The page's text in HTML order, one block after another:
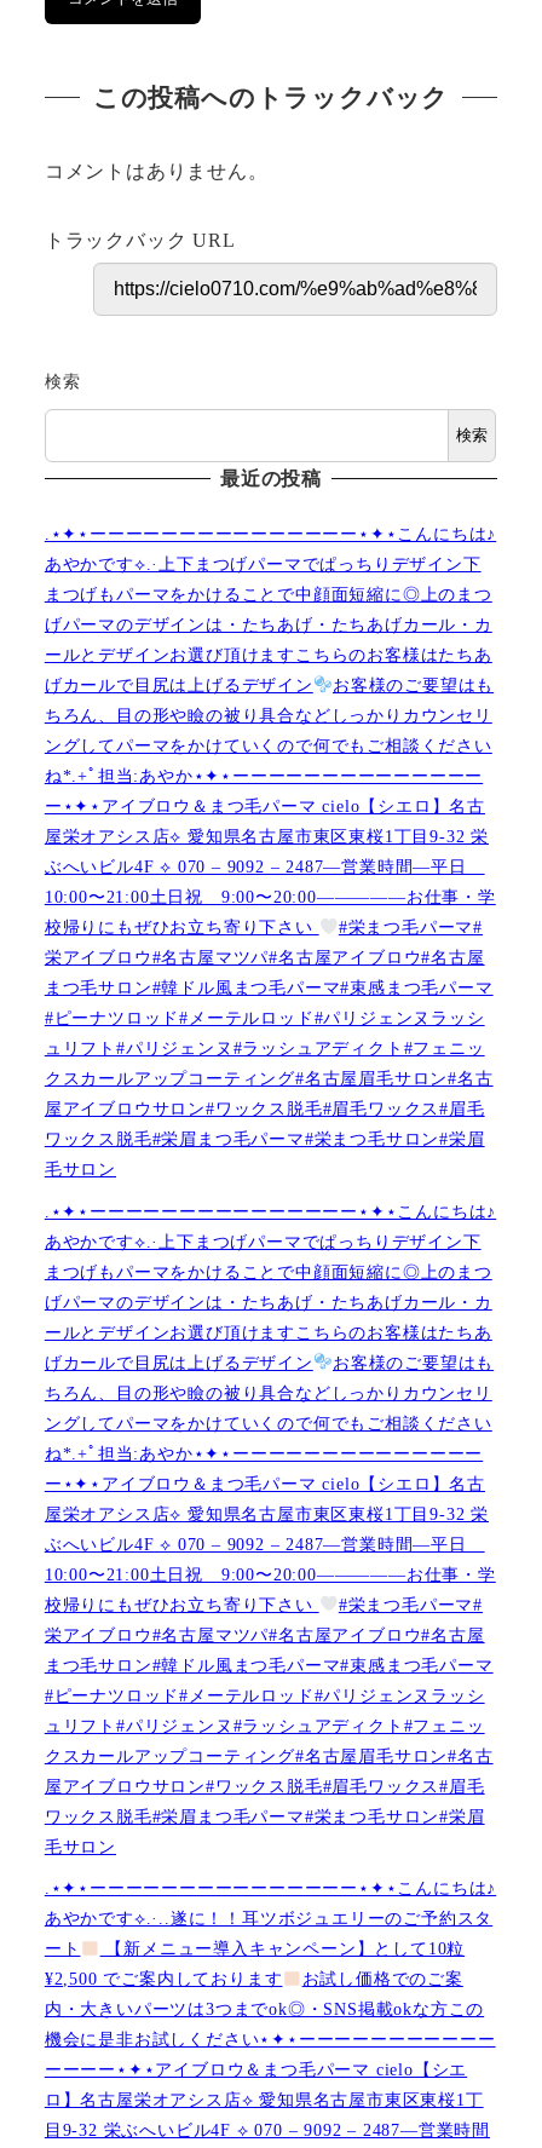
この投稿へのトラックバック
コメントはありません。
トラックバック URL
検索
検索
最近の投稿
.⋆✦⋆ーーーーーーーーーーーーーーー⋆✦⋆こんにちは♪
あやかです︎⟡.·上下まつげパーマでぱっちりデザイン下
まつげもパーマをかけることで中顔面短縮に◎上のまつ
げパーマのデザインは・たちあげ・たちあげカール・カ
ールとデザインお選び頂けますこちらのお客様はたちあ
げカールで目尻は上げるデザイン
お客様のご要望はも
ちろん、目の形や瞼の被り具合などしっかりカウンセリ
ングしてパーマをかけていくので何でもご相談ください
ね︎︎︎*.+ﾟ担当:あやか⋆✦⋆ーーーーーーーーーーーーーー
ー⋆✦⋆アイブロウ＆まつ毛パーマ cielo【シエロ】名古
屋栄オアシス店︎︎⟡ 愛知県名古屋市東区東桜1丁目9-32 栄
ぶへいビル4F ︎︎⟡ 070 – 9092 – 2487—営業時間—平日
10:00〜21:00土日祝 9:00〜20:00—————お仕事・学
校帰りにもぜひお立ち寄り下さい
#栄まつ毛パーマ#
栄アイブロウ#名古屋マツパ#名古屋アイブロウ#名古屋
まつ毛サロン#韓ドル風まつ毛パーマ#束感まつ毛パーマ
#ピーナツロッド#メーテルロッド#パリジェンヌラッシ
ュリフト#パリジェンヌ#ラッシュアディクト#フェニッ
クスカールアップコーティング#名古屋眉毛サロン#名古
屋アイブロウサロン#ワックス脱毛#眉毛ワックス#眉毛
ワックス脱毛#栄眉まつ毛パーマ#栄まつ毛サロン#栄眉
毛サロン
.⋆✦⋆ーーーーーーーーーーーーーーー⋆✦⋆こんにちは♪
あやかです︎⟡.·上下まつげパーマでぱっちりデザイン下
まつげもパーマをかけることで中顔面短縮に◎上のまつ
げパーマのデザインは・たちあげ・たちあげカール・カ
ールとデザインお選び頂けますこちらのお客様はたちあ
げカールで目尻は上げるデザイン
お客様のご要望はも
ちろん、目の形や瞼の被り具合などしっかりカウンセリ
ングしてパーマをかけていくので何でもご相談ください
ね︎︎︎*.+ﾟ担当:あやか⋆✦⋆ーーーーーーーーーーーーーー
ー⋆✦⋆アイブロウ＆まつ毛パーマ cielo【シエロ】名古
屋栄オアシス店︎︎⟡ 愛知県名古屋市東区東桜1丁目9-32 栄
ぶへいビル4F ︎︎⟡ 070 – 9092 – 2487—営業時間—平日
10:00〜21:00土日祝 9:00〜20:00—————お仕事・学
校帰りにもぜひお立ち寄り下さい
#栄まつ毛パーマ#
栄アイブロウ#名古屋マツパ#名古屋アイブロウ#名古屋
まつ毛サロン#韓ドル風まつ毛パーマ#束感まつ毛パーマ
#ピーナツロッド#メーテルロッド#パリジェンヌラッシ
ュリフト#パリジェンヌ#ラッシュアディクト#フェニッ
クスカールアップコーティング#名古屋眉毛サロン#名古
屋アイブロウサロン#ワックス脱毛#眉毛ワックス#眉毛
ワックス脱毛#栄眉まつ毛パーマ#栄まつ毛サロン#栄眉
毛サロン
.⋆✦⋆ーーーーーーーーーーーーーーー⋆✦⋆こんにちは♪
あやかです︎⟡.·..遂に！！耳ツボジュエリーのご予約スタ
ート
【新メニュー導入キャンペーン】として10粒
¥2,500 でご案内しております
お試し価格でのご案
内・大きいパーツは3つまでok◎・SNS掲載okな方この
機会に是非お試しください⋆✦⋆ーーーーーーーーーーー
ーーーー⋆✦⋆アイブロウ＆まつ毛パーマ cielo【シエ
ロ】名古屋栄オアシス店︎︎⟡ 愛知県名古屋市東区東桜1丁
目9-32 栄ぶへいビル4F ︎︎⟡ 070 – 9092 – 2487—営業時間